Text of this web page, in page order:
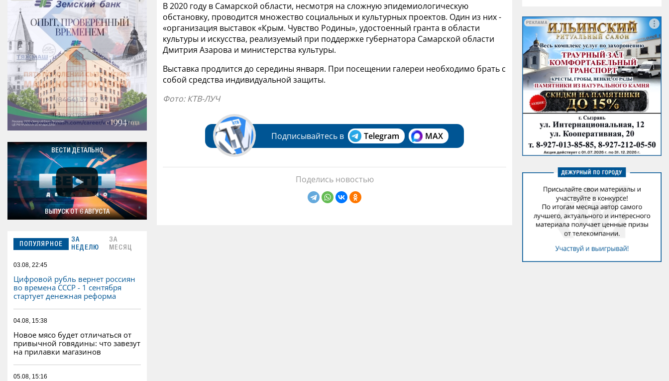
ВЕСТИ ДЕТАЛЬНО
ВЫПУСК ОТ 6 АВГУСТА
ПОПУЛЯРНОЕ
ЗА
НЕДЕЛЮ
ЗА
МЕСЯЦ
03.08, 22:45
Цифровой рубль вернет россиян
во времена СССР - 1 сентября
стартует денежная реформа
04.08, 15:38
Новое мясо будет отличаться от
привычной говядины: что завезут
на прилавки магазинов
05.08, 15:16
В 2020 году в Самарской области, несмотря на сложную эпидемиологическую
обстановку, проводится множество социальных и культурных проектов. Один из них -
«организация выставок «Крым. Чувство Родины», удостоенный гранта в области
культуры и искусства, реализуемый при поддержке губернатора Самарской области
Дмитрия Азарова и министерства культуры.
Выставка продлится до середины января. При посещении галереи необходимо брать с
собой средства индивидуальной защиты.
Фото: КТВ-ЛУЧ
Подписывайтесь в Telegram MAX
Поделись новостью
РЕКЛАМА